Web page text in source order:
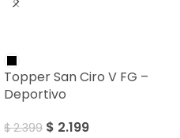
Topper San Ciro V FG –
Deportivo
$2.399 $ 2.199